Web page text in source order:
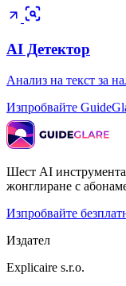
AI Детектор
Анализ на текст за
Изпробвайте
Шест AI инструмента
жонглиране с
Изпробвайте
Издател
Explicaire s.r.o.